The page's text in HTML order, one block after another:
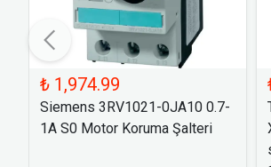
₺ 1,974.99
Siemens 3RV1021-0JA10 0.7-
1A S0 Motor Koruma Şalteri